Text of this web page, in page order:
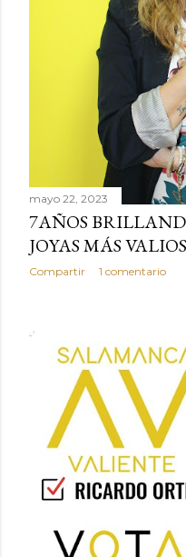
mayo 22, 2023
7AÑOS
JOYAS MÁS
Compartir 1 comentario